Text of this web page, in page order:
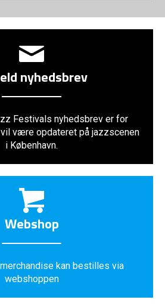
nyhedsbrev
Festivals nyhedsbrev er for
være opdateret på jazzscenen
i København.
Webshop
kan bestilles via
webshoppen